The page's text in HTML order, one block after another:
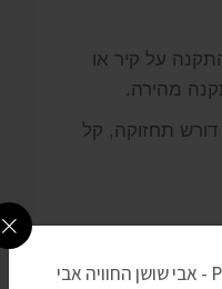
על קיר או
מהירה.
דורש תחזוקה, קל
בבית,